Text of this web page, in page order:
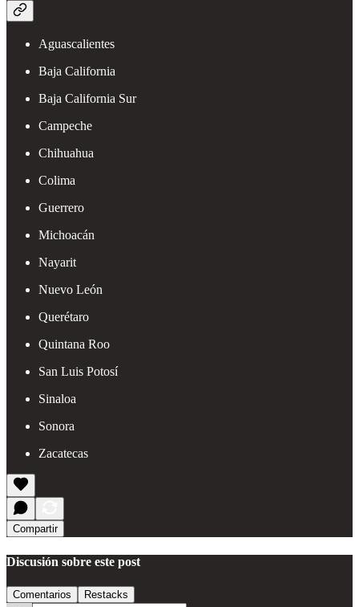
Aguascalientes
Baja California
Baja California Sur
Campeche
Chihuahua
Colima
Guerrero
Michoacán
Nayarit
Nuevo León
Querétaro
Quintana Roo
San Luis Potosí
Sinaloa
Sonora
Zacatecas
Compartir
Discusión sobre este post
Comentarios Restacks